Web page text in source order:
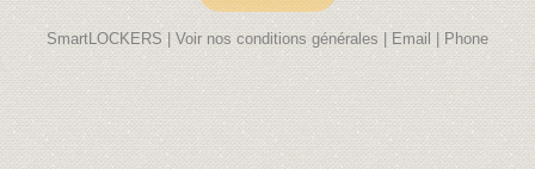
SmartLOCKERS Voir nos conditions générales Email Phone